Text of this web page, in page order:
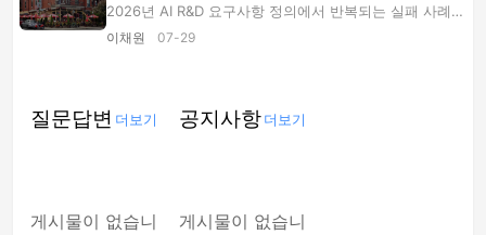
2026년 AI R&D 요구사항 정의에서 반복되는 실패 사례를
분석합니다. 문제 설정, 성능 기준, 사용자 조...
이채원 07-29
질문답변
게시물이 없습니
더보기 공지사항
게시물이 없습니
더보기